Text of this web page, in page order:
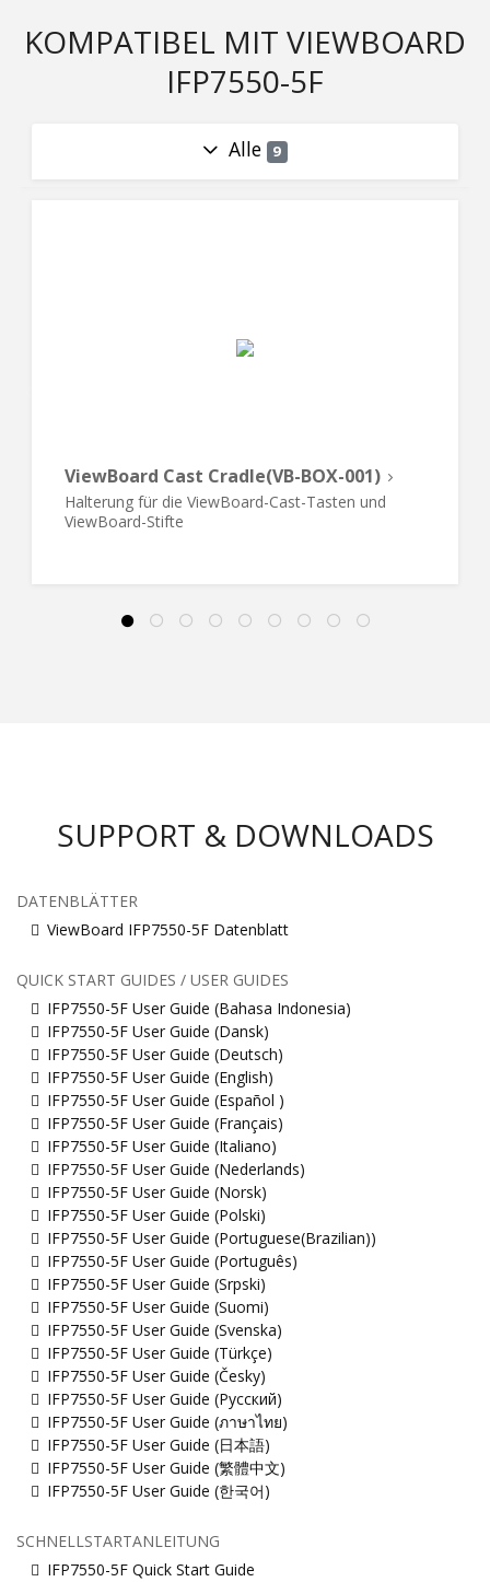
KOMPATIBEL MIT VIEWBOARD
IFP7550-5F
Alle 9
ViewBoard Cast Cradle(VB-BOX-001)
Halterung für die ViewBoard-Cast-Tasten und
ViewBoard-Stifte
SUPPORT & DOWNLOADS
DATENBLÄTTER
ViewBoard IFP7550-5F Datenblatt
QUICK START GUIDES / USER GUIDES
IFP7550-5F User Guide (Bahasa Indonesia)
IFP7550-5F User Guide (Dansk)
IFP7550-5F User Guide (Deutsch)
IFP7550-5F User Guide (English)
IFP7550-5F User Guide (Español )
IFP7550-5F User Guide (Français)
IFP7550-5F User Guide (Italiano)
IFP7550-5F User Guide (Nederlands)
IFP7550-5F User Guide (Norsk)
IFP7550-5F User Guide (Polski)
IFP7550-5F User Guide (Portuguese(Brazilian))
IFP7550-5F User Guide (Português)
IFP7550-5F User Guide (Srpski)
IFP7550-5F User Guide (Suomi)
IFP7550-5F User Guide (Svenska)
IFP7550-5F User Guide (Türkçe)
IFP7550-5F User Guide (Česky)
IFP7550-5F User Guide (Русский)
IFP7550-5F User Guide (ภาษาไทย)
IFP7550-5F User Guide (日本語)
IFP7550-5F User Guide (繁體中文)
IFP7550-5F User Guide (한국어)
SCHNELLSTARTANLEITUNG
IFP7550-5F Quick Start Guide